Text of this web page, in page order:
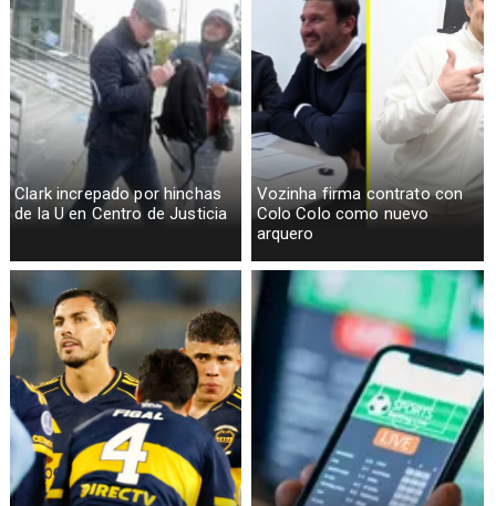
Clark increpado por hinchas
de la U en Centro de Justicia
Vozinha firma contrato con
Colo Colo como nuevo
arquero